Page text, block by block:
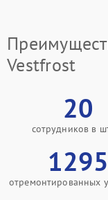
Vestfrost
20
сотрудников в
1295
отремонтированных